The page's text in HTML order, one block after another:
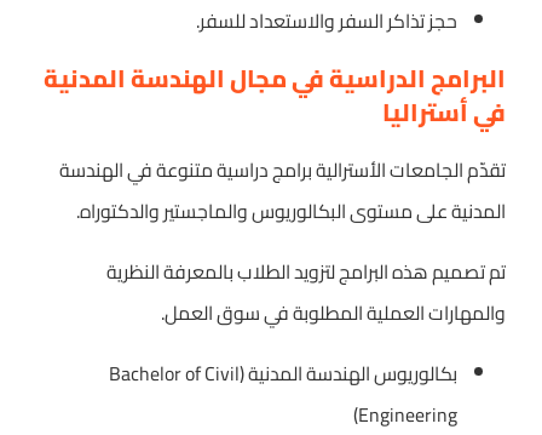
حجز تذاكر السفر والاستعداد للسفر.
البرامج الدراسية في مجال الهندسة المدنية
في أستراليا
تقدّم الجامعات الأسترالية برامج دراسية متنوعة في الهندسة
المدنية على مستوى البكالوريوس والماجستير والدكتوراه.
تم تصميم هذه البرامج لتزويد الطلاب بالمعرفة النظرية
والمهارات العملية المطلوبة في سوق العمل.
بكالوريوس الهندسة المدنية (Bachelor of Civil
Engineering)